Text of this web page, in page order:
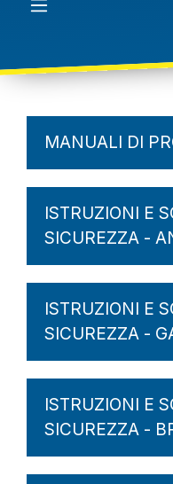
MANUALI DI
ISTRUZIONI E
SICUREZZA -
ISTRUZIONI E
SICUREZZA -
ISTRUZIONI E
SICUREZZA -